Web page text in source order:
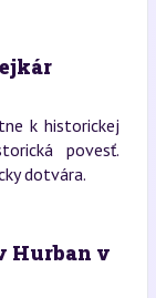
k historickej
povesť.
dotvára.
Hurban v